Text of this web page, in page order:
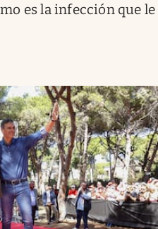
es la infección que le